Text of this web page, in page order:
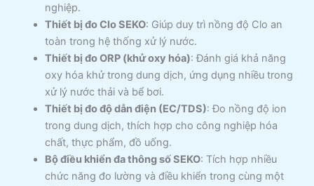
nghiệp.
Thiết bị đo Clo SEKO: Giúp duy trì nồng độ Clo an
toàn trong hệ thống xử lý nước.
Thiết bị đo ORP (khử oxy hóa): Đánh giá khả năng
oxy hóa khử trong dung dịch, ứng dụng nhiều trong
xử lý nước thải và bể bơi.
Thiết bị đo độ dẫn điện (EC/TDS): Đo nồng độ ion
trong dung dịch, thích hợp cho công nghiệp hóa
chất, thực phẩm, đồ uống.
Bộ điều khiển đa thông số SEKO: Tích hợp nhiều
chức năng đo lường và điều khiển trong cùng một